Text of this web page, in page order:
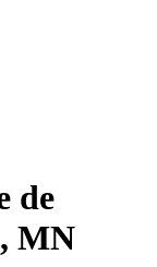
de
MN